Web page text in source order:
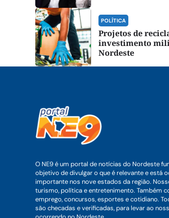
POLÍTICA
Projetos de
investimento
Nordeste
O NE9 é um portal de notícias do Nordeste
objetivo de divulgar o que é relevante e está
importante nos nove estados da região.
turismo, política e entretenimento. Também
emprego, concursos, esportes e cotidiano.
são checadas e verificadas, para levar ao